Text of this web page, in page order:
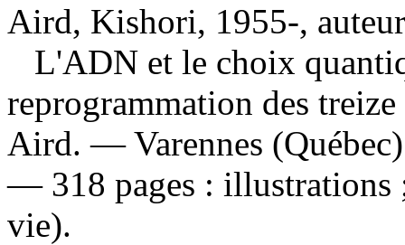
Aird, Kishori, 1955-, auteur
L'ADN et le choix
reprogrammation des
Aird. — Varennes
— 318 pages :
vie).